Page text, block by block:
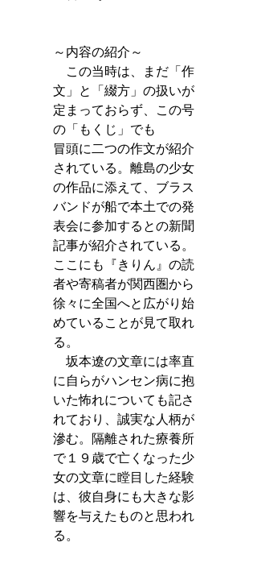
～内容の紹介～
この当時は、まだ「作
文」と「綴方」の扱いが
定まっておらず、この号
の「もくじ」でも
冒頭に二つの作文が紹介
されている。離島の少女
の作品に添えて、ブラス
バンドが船で本土での発
表会に参加するとの新聞
記事が紹介されている。
ここにも『きりん』の読
者や寄稿者が関西圏から
徐々に全国へと広がり始
めていることが見て取れ
る。
坂本遼の文章には率直
に自らがハンセン病に抱
いた怖れについても記さ
れており、誠実な人柄が
滲む。隔離された療養所
で１９歳で亡くなった少
女の文章に瞠目した経験
は、彼自身にも大きな影
響を与えたものと思われ
る。